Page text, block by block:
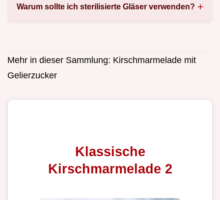
Warum sollte ich sterilisierte Gläser verwenden?
Mehr in dieser Sammlung: Kirschmarmelade mit
Gelierzucker
Klassische
Kirschmarmelade 2